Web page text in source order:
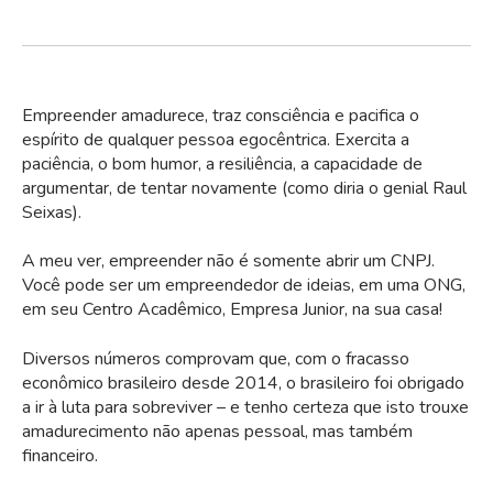
Empreender amadurece, traz consciência e pacifica o
espírito de qualquer pessoa egocêntrica. Exercita a
paciência, o bom humor, a resiliência, a capacidade de
argumentar, de tentar novamente (como diria o genial Raul
Seixas).
A meu ver, empreender não é somente abrir um CNPJ.
Você pode ser um empreendedor de ideias, em uma ONG,
em seu Centro Acadêmico, Empresa Junior, na sua casa!
Diversos números comprovam que, com o fracasso
econômico brasileiro desde 2014, o brasileiro foi obrigado
a ir à luta para sobreviver – e tenho certeza que isto trouxe
amadurecimento não apenas pessoal, mas também
financeiro.